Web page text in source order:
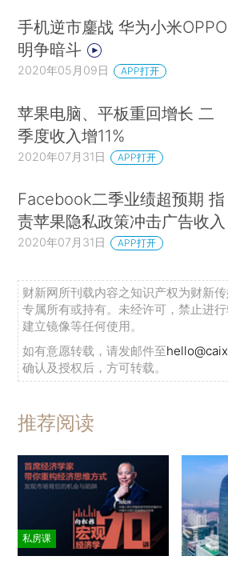
手机逆市鏖战 华为小米OPPO
明争暗斗
2020年05月09日 APP打开
苹果电脑、平板重回增长 二
季度收入增11%
2020年07月31日 APP打开
Facebook二季业绩超预期 指
责苹果隐私政策冲击广告收入
2020年07月31日 APP打开
财新网所刊载内容之知识产权为财新
专属所有或持有。未经许可，禁止进
建立镜像等任何使用。
如有意愿转载，请发邮件至
确认及授权后，方可转载。
推荐阅读
私房课